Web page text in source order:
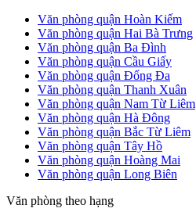
Văn phòng quận Hoàn Kiếm
Văn phòng quận Hai Bà Trưng
Văn phòng quận Ba Đình
Văn phòng quận Cầu Giấy
Văn phòng quận Đống Đa
Văn phòng quận Thanh Xuân
Văn phòng quận Nam Từ Liêm
Văn phòng quận Hà Đông
Văn phòng quận Bắc Từ Liêm
Văn phòng quận Tây Hồ
Văn phòng quận Hoàng Mai
Văn phòng quận Long Biên
Văn phòng theo hạng